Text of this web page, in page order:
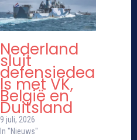
Nederland
sluit
defensiedea
ls met VK,
België en
Duitsland
9 juli, 2026
In "Nieuws"